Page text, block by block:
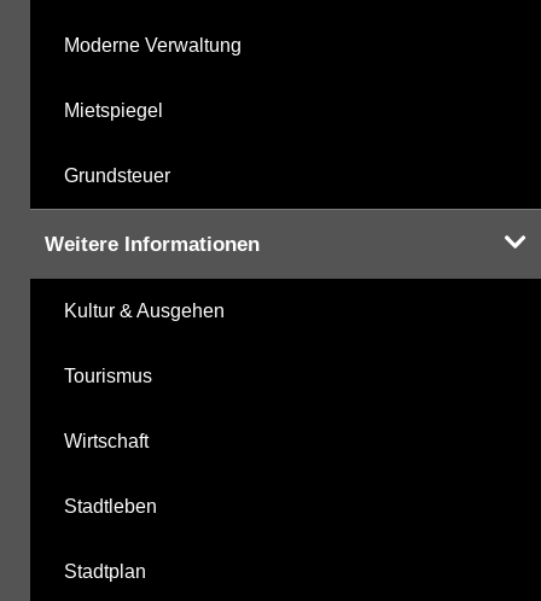
Moderne Verwaltung
Mietspiegel
Grundsteuer
Weitere Informationen
Kultur & Ausgehen
Tourismus
Wirtschaft
Stadtleben
Stadtplan